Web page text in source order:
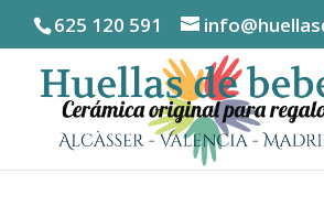
625 120 591